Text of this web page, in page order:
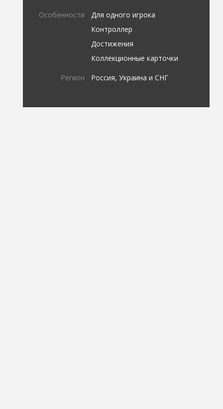
Особенности
Для одного игрока
Контроллер
Достижения
Коллекционные карточки
Регион Россия, Украина и СНГ